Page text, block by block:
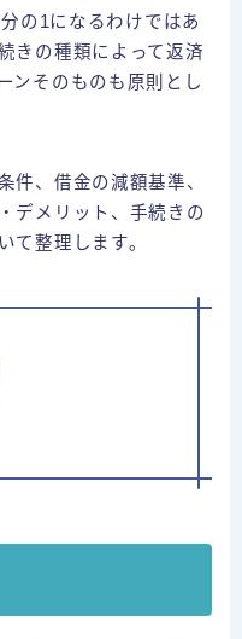
の1になるわけではあ
きの種類によって返済
ンそのものも原則とし
件、借金の減額基準、
デメリット、手続きの
て整理します。